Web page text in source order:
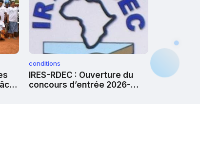
conditions
IRES-RDEC : Ouverture du
concours d’entrée 2026-